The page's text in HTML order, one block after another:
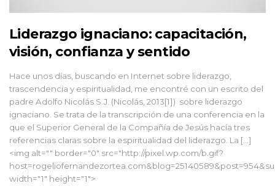
Liderazgo ignaciano: capacitación,
visión, confianza y sentido
Hace unos días, buscando en Internet sobre liderazgo,
trascendencia y espiritualidad, me encontré con un escrito del
padre Adolfo Nicolás S.J. (Nicolás, 2013[1]) sobre liderazgo
ignaciano. Se trata de la transcripción de una conferencia en la
que el Superior General de la Compañía de Jesús hacía tres
referencias claras sobre la espiritualidad del liderazgo. La […]
<img alt="" border="0" src="http://pixel.wp.com/b.gif?
width="1" height="1">